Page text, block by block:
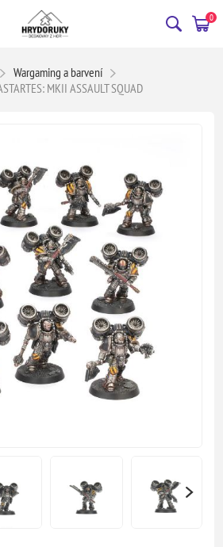
0
Wargaming a barvení
MKII ASSAULT SQUAD